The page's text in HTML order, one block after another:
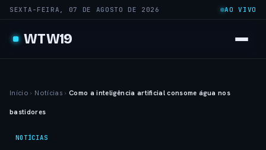
SEXTA-FEIRA, 07 DE AGOSTO DE 2026 AO VIVO
WTW19
Início › Notícias › Como a inteligência artificial consome água nos
bastidores
NOTÍCIAS